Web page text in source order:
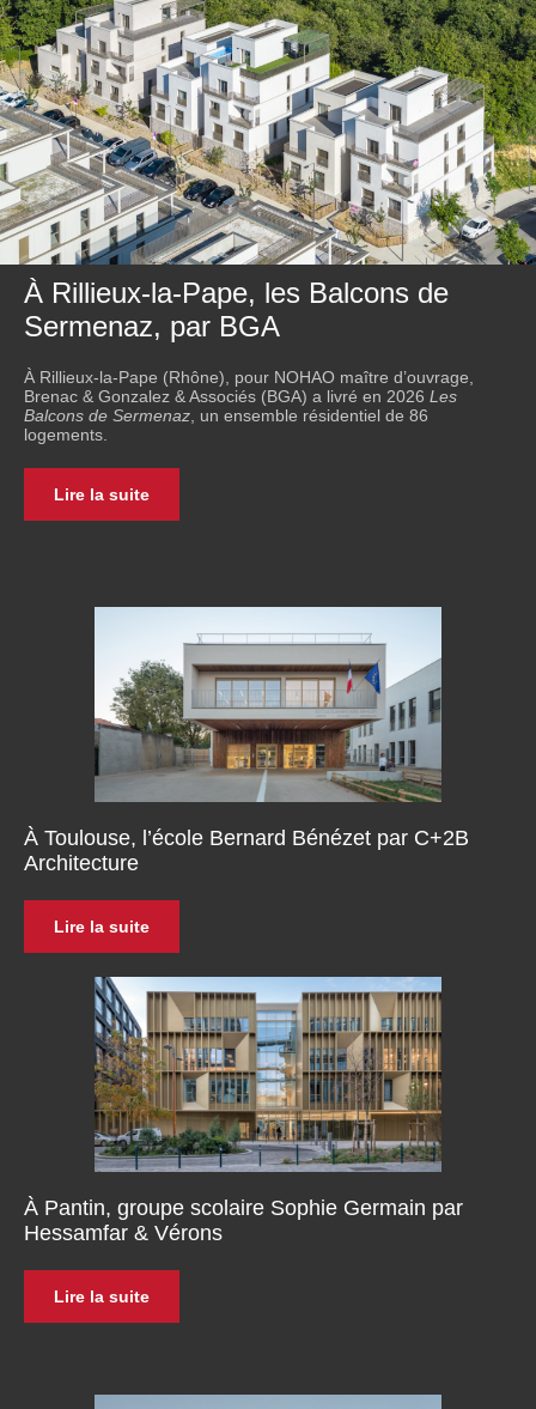
À Rillieux-la-Pape, les Balcons de
Sermenaz, par BGA
À Rillieux-la-Pape (Rhône), pour NOHAO maître d’ouvrage,
Brenac & Gonzalez & Associés (BGA) a livré en 2026 Les
Balcons de Sermenaz , un ensemble résidentiel de 86
logements.
Lire la suite
À Toulouse, l’école Bernard Bénézet par C+2B
Architecture
Lire la suite
À Pantin, groupe scolaire Sophie Germain par
Hessamfar & Vérons
Lire la suite